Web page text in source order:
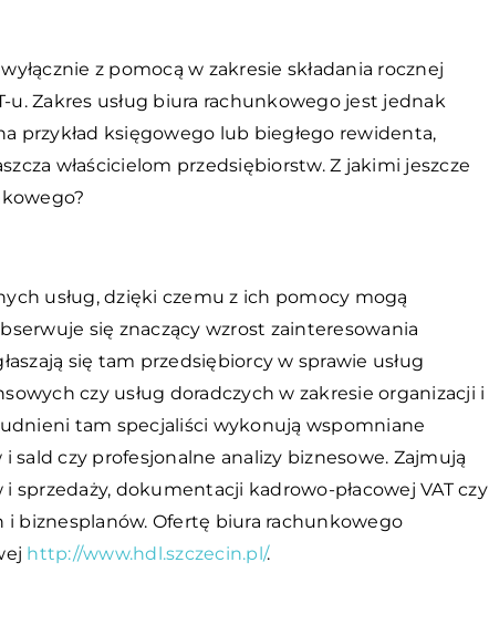
z pomocą w zakresie składania rocznej
Zakres usług biura rachunkowego jest jednak
przykład księgowego lub biegłego rewidenta,
właścicielom przedsiębiorstw. Z jakimi jeszcze
usług, dzięki czemu z ich pomocy mogą
się znaczący wzrost zainteresowania
się tam przedsiębiorcy w sprawie usług
czy usług doradczych w zakresie organizacji i
tam specjaliści wykonują wspomniane
czy profesjonalne analizy biznesowe. Zajmują
dokumentacji kadrowo-płacowej VAT czy
biznesplanów. Ofertę biura rachunkowego
http://www.hdl.szczecin.pl/.